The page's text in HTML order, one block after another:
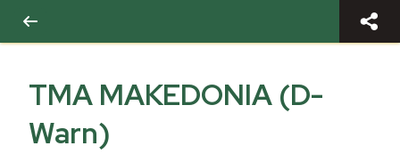
TMA MAKEDONIA (D-
Warn)